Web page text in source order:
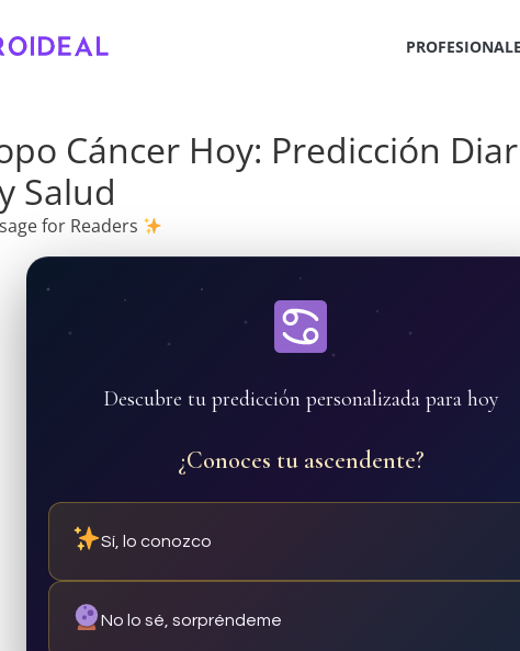
Cáncer Hoy: Predicción
Salud
for Readers
Descubre tu predicción personalizada para hoy
¿Conoces tu ascendente?
Sí, lo conozco
No lo sé, sorpréndeme